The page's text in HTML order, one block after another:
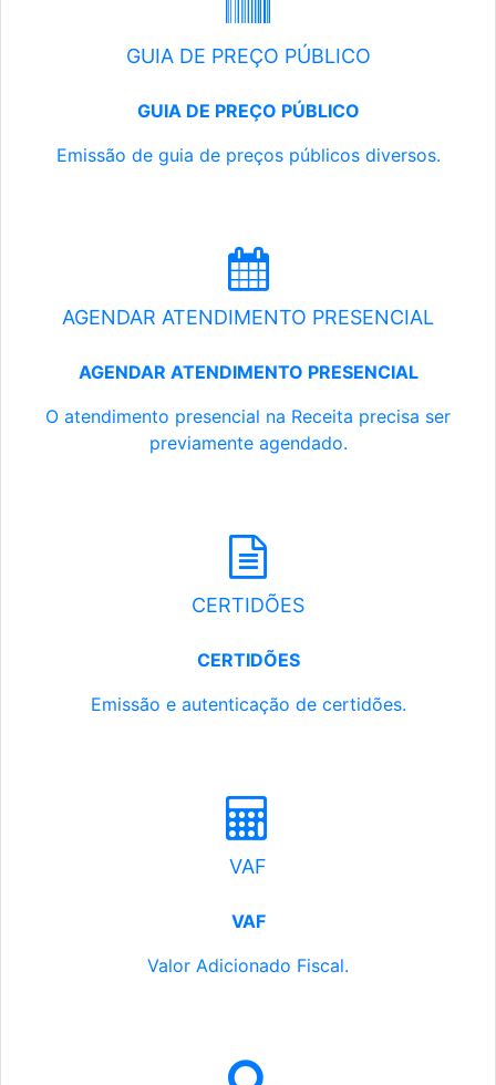
GUIA DE PREÇO PÚBLICO
GUIA DE PREÇO PÚBLICO
Emissão de guia de preços públicos diversos.
AGENDAR ATENDIMENTO PRESENCIAL
AGENDAR ATENDIMENTO PRESENCIAL
O atendimento presencial na Receita precisa ser
previamente agendado.
CERTIDÕES
CERTIDÕES
Emissão e autenticação de certidões.
VAF
VAF
Valor Adicionado Fiscal.